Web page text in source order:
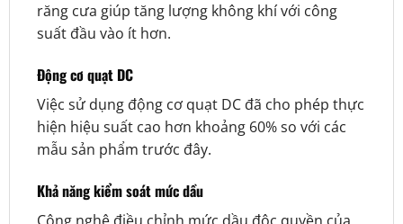
răng cưa giúp tăng lượng không khí với công
suất đầu vào ít hơn.
Động cơ quạt DC
Việc sử dụng động cơ quạt DC đã cho phép thực
hiện hiệu suất cao hơn khoảng 60% so với các
mẫu sản phẩm trước đây.
Khả năng kiểm soát mức dầu